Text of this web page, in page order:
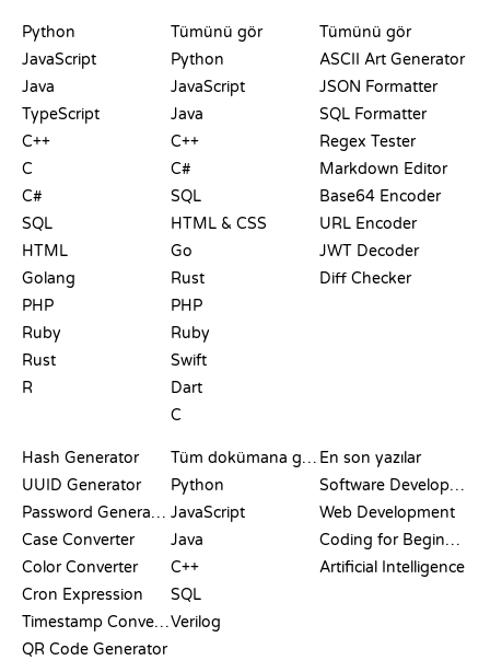
Python
JavaScript
Java
TypeScript
C++
C
C#
SQL
HTML
Golang
PHP
Ruby
Rust
R
Tümünü gör
Python
JavaScript
Java
C++
C#
SQL
HTML & CSS
Go
Rust
PHP
Ruby
Swift
Dart
C
Tümünü gör
ASCII Art Generator
JSON Formatter
SQL Formatter
Regex Tester
Markdown Editor
Base64 Encoder
URL Encoder
JWT Decoder
Diff Checker
Hash Generator
UUID Generator
Password Generator
Case Converter
Color Converter
Cron Expression
Timestamp Converter
QR Code Generator
Tüm dokümana göz at
Python
JavaScript
Java
C++
SQL
Verilog
En son yazılar
Software Development
Web Development
Coding for Beginners
Artificial Intelligence